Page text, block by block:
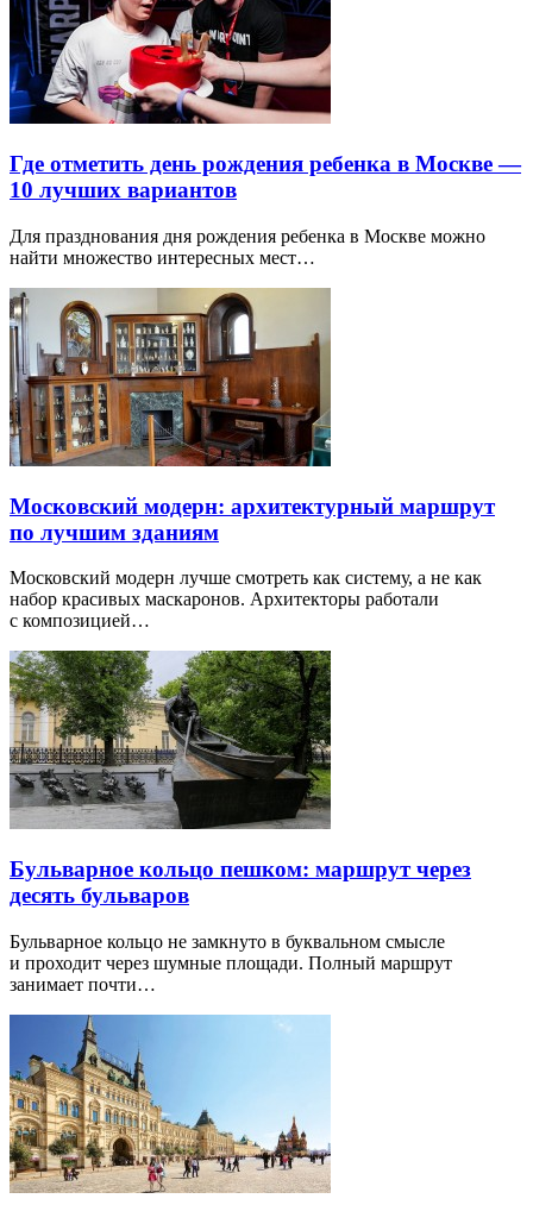
Где отметить день рождения ребенка в Москве —
10 лучших вариантов
Для празднования дня рождения ребенка в Москве можно
найти множество интересных мест…
Московский модерн: архитектурный маршрут
по лучшим зданиям
Московский модерн лучше смотреть как систему, а не как
набор красивых маскаронов. Архитекторы работали
с композицией…
Бульварное кольцо пешком: маршрут через
десять бульваров
Бульварное кольцо не замкнуто в буквальном смысле
и проходит через шумные площади. Полный маршрут
занимает почти…